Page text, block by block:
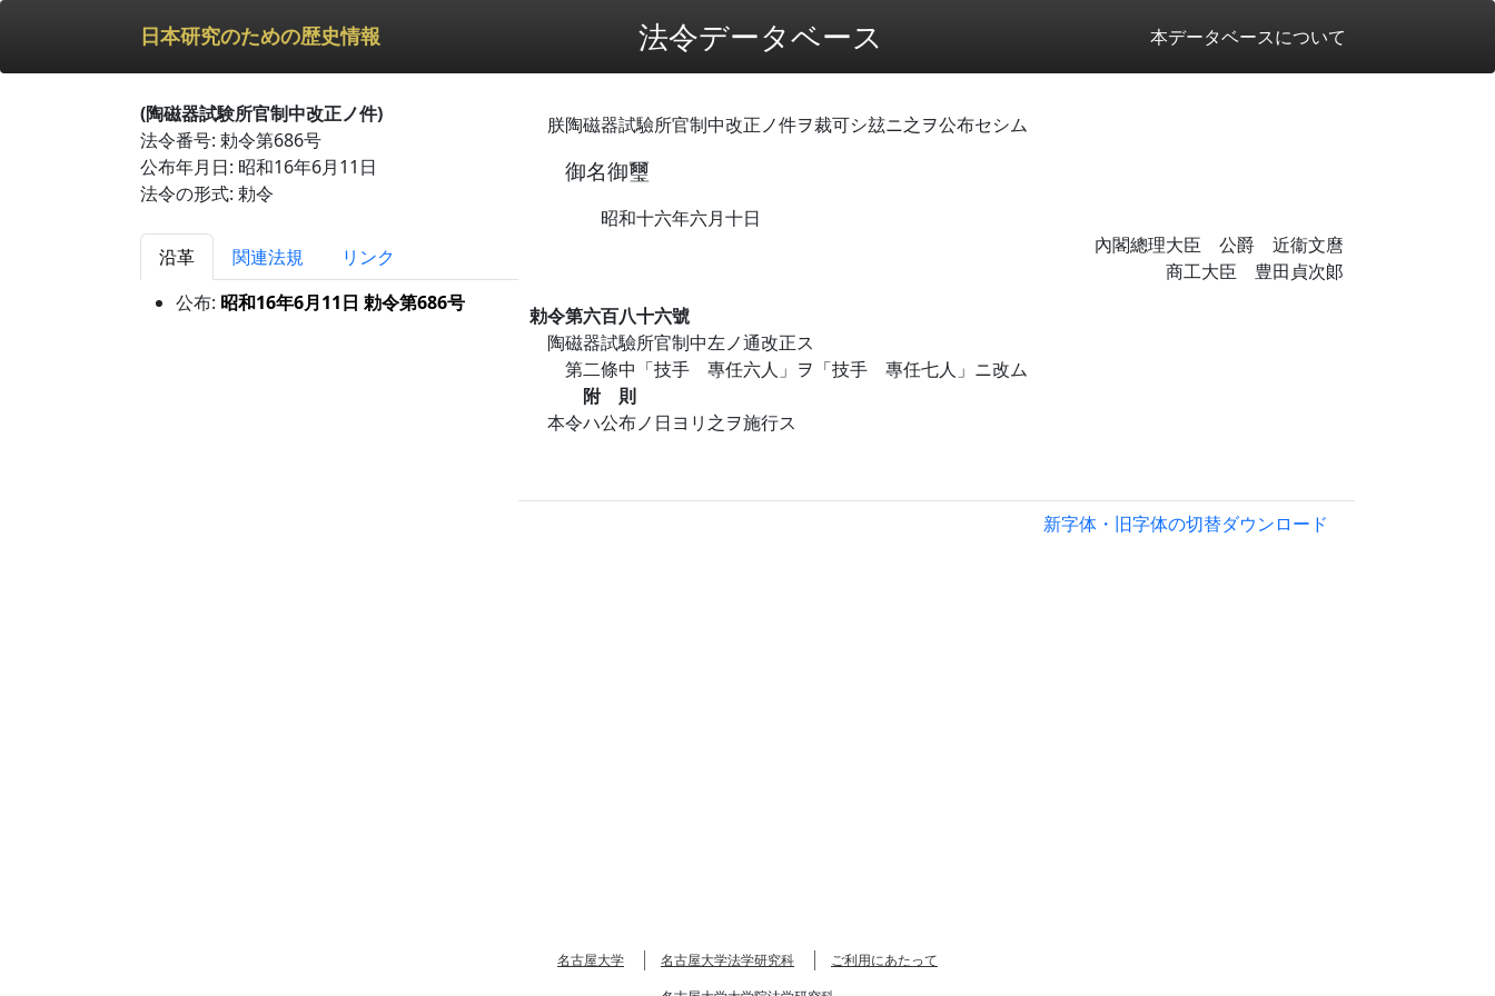
日本研究のための歴史情報 法令データベース 本データベースについて
(陶磁器試験所官制中改正ノ件)
法令番号: 勅令第686号
公布年月日: 昭和16年6月11日
法令の形式: 勅令
沿革 関連法規
リンク
公布: 昭和16年6月11日 勅令第686号
朕陶磁器試驗所官制中改正ノ件ヲ裁可シ玆ニ之ヲ公布セシム
御名御璽
昭和十六年六月十日
內閣總理大臣 公爵 近衞文麿
商工大臣 豊田貞次郞
勅令第六百八十六號
陶磁器試驗所官制中左ノ通改正ス
第二條中「技手 專任六人」ヲ「技手 專任七人」ニ改ム
附 則
本令ハ公布ノ日ヨリ之ヲ施行ス
新字体・旧字体の切替ダウンロード
名古屋大学 名古屋大学法学研究科
ご利用にあたって